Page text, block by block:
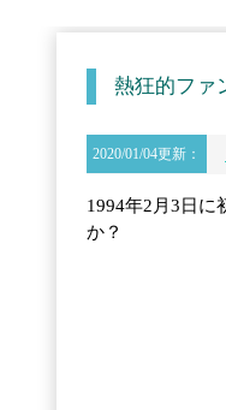
熱狂的ファ
2020/01/04更新：
1994年2月3日に
か？